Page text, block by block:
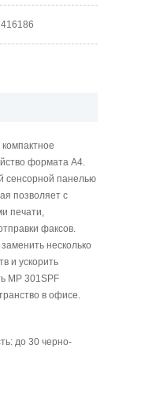
формата A4.
сенсорной панелью
позволяет с
печати,
факсов.
несколько
и ускорить
MP 301SPF
в офисе.
до 30 черно-